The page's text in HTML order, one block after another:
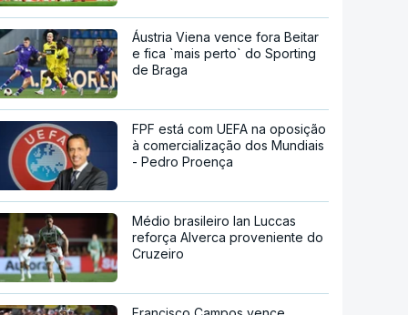
Áustria Viena vence fora Beitar
e fica `mais perto` do Sporting
de Braga
FPF está com UEFA na oposição
à comercialização dos Mundiais
- Pedro Proença
Médio brasileiro Ian Luccas
reforça Alverca proveniente do
Cruzeiro